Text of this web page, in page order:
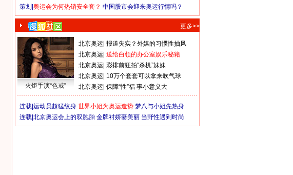
策划| 奥运会为何热销安全套？ 中国股市会迎来奥运行情吗？
更多>>
火炬手演“色戒”
北京奥运 报道失实？外媒的习惯性抽风
北京奥运 送给白领的办公室娱乐秘籍
北京奥运 彩排前狂拍“杀机”妹妹
北京奥运 10万个套套可以拿来吹气球
北京奥运 保障“性”福 事小意义大
连载| 运动员超猛纹身 世界小姐为奥运造势 梦八与小姐先热身
连载| 北京奥运会上的双胞胎 金牌衬娇妻美丽 当野性遇到时尚